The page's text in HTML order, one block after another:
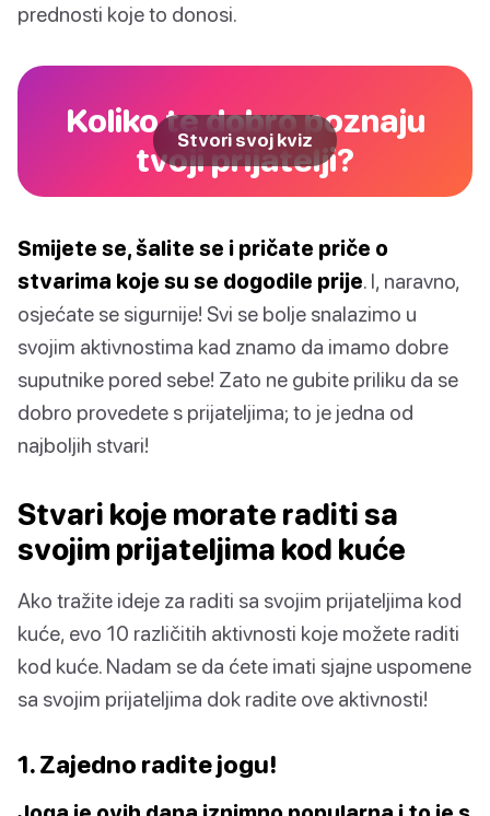
prednosti koje to donosi.
Koliko te dobro poznaju
tvoji prijatelji?
Stvori svoj kviz
Smijete se, šalite se i pričate priče o
stvarima koje su se dogodile prije. I, naravno,
osjećate se sigurnije! Svi se bolje snalazimo u
svojim aktivnostima kad znamo da imamo dobre
suputnike pored sebe! Zato ne gubite priliku da se
dobro provedete s prijateljima; to je jedna od
najboljih stvari!
Stvari koje morate raditi sa
svojim prijateljima kod kuće
Ako tražite ideje za raditi sa svojim prijateljima kod
kuće, evo 10 različitih aktivnosti koje možete raditi
kod kuće. Nadam se da ćete imati sjajne uspomene
sa svojim prijateljima dok radite ove aktivnosti!
1. Zajedno radite jogu!